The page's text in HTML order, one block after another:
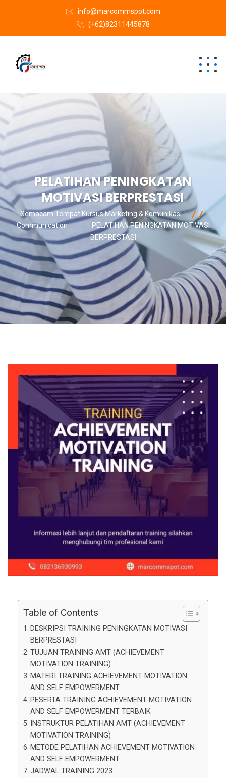
info@marcommspot.com
(+62)82311445878
PELATIHAN PENINGKATAN
MOTIVASI BERPRESTASI
Semacam Tempat Kursus Marketing & Komunikasi
Communication
PELATIHAN PENINGKATAN MOTIVASI
BERPRESTASI
Table of Contents
DESKRIPSI TRAINING PENINGKATAN MOTIVASI
BERPRESTASI
TUJUAN TRAINING AMT (ACHIEVEMENT
MOTIVATION TRAINING)
MATERI TRAINING ACHIEVEMENT MOTIVATION
AND SELF EMPOWERMENT
PESERTA TRAINING ACHIEVEMENT MOTIVATION
AND SELF EMPOWERMENT TERBAIK
INSTRUKTUR PELATIHAN AMT (ACHIEVEMENT
MOTIVATION TRAINING)
METODE PELATIHAN ACHIEVEMENT MOTIVATION
AND SELF EMPOWERMENT
JADWAL TRAINING 2023